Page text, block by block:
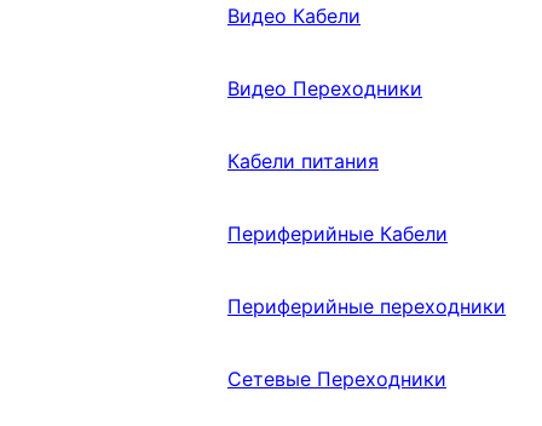
Видео Кабели
Видео Переходники
Кабели питания
Периферийные Кабели
Периферийные переходники
Сетевые Переходники